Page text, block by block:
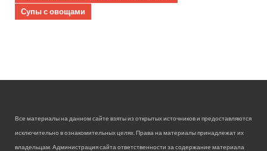
Супы с овощами
Все материалы на данном сайте взяты из открытых источников и предоставляются
исключительно в ознакомительных целях. Права на материалы принадлежат их
владельцам. Администрация сайта ответственности за содержание материала